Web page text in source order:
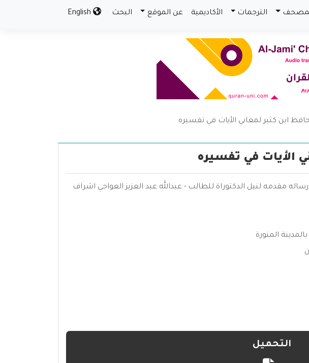
الترجمات الأكاديمية عن الموقع البحث
ابن كثير لمعاني الأيات في تفسيره
الأيات في تفسيره
مقدمه لنيل الدكتوراة للطالب - عبدالله عبد العزيز العواجي اشراف
المنورة
التحميل